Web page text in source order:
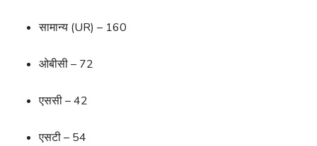
सामान्य (UR) – 160
ओबीसी – 72
एससी – 42
एसटी – 54